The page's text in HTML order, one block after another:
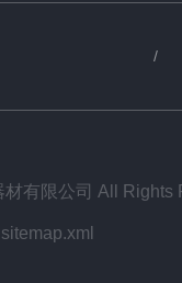
材有限公司 All
sitemap.xml